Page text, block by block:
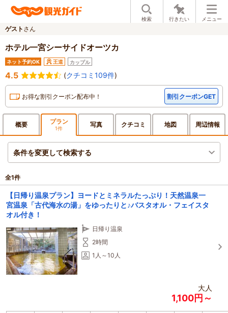
検索 行きたい メニュー
ゲスト さん
ホテル一宮シーサイドオーツカ
ネット予約OK 王道 カップル
4.5 (クチコミ109件)
お得な割引クーポン配布中！ 割引クーポンGET
概要 プラン
1件 写真 クチコミ 地図 周辺情報
条件を変更して検索する
全1件
【日帰り温泉プラン】ヨードとミネラルたっぷり！天然温泉一
宮温泉「古代海水の湯」をゆったりと♪バスタオル・フェイスタ
オル付き！
日帰り温泉
2時間
1人～10人
大人
1,100円～